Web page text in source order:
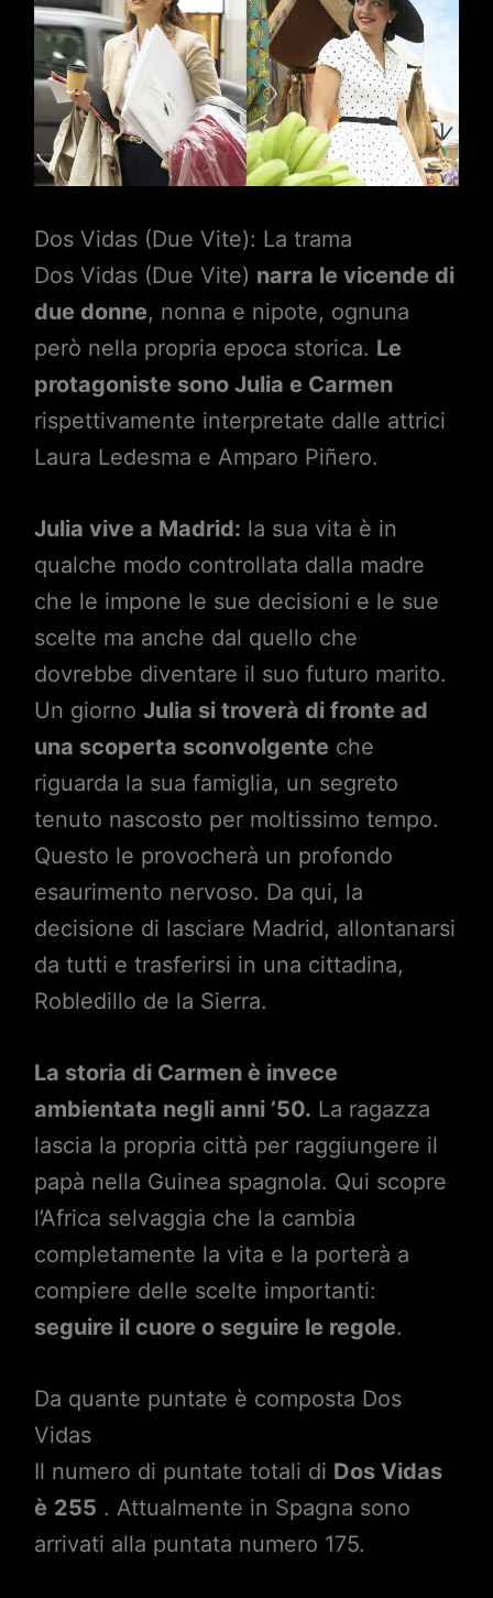
Dos Vidas (Due Vite): La trama
Dos Vidas (Due Vite) narra le vicende di
due donne, nonna e nipote, ognuna
però nella propria epoca storica. Le
protagoniste sono Julia e Carmen
rispettivamente interpretate dalle attrici
Laura Ledesma e Amparo Piñero.
Julia vive a Madrid: la sua vita è in
qualche modo controllata dalla madre
che le impone le sue decisioni e le sue
scelte ma anche dal quello che
dovrebbe diventare il suo futuro marito.
Un giorno Julia si troverà di fronte ad
una scoperta sconvolgente che
riguarda la sua famiglia, un segreto
tenuto nascosto per moltissimo tempo.
Questo le provocherà un profondo
esaurimento nervoso. Da qui, la
decisione di lasciare Madrid, allontanarsi
da tutti e trasferirsi in una cittadina,
Robledillo de la Sierra.
La storia di Carmen è invece
ambientata negli anni ’50. La ragazza
lascia la propria città per raggiungere il
papà nella Guinea spagnola. Qui scopre
l’Africa selvaggia che la cambia
completamente la vita e la porterà a
compiere delle scelte importanti:
seguire il cuore o seguire le regole.
Da quante puntate è composta Dos
Vidas
Il numero di puntate totali di Dos Vidas
è 255 . Attualmente in Spagna sono
arrivati alla puntata numero 175.